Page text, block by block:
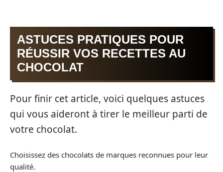
ASTUCES PRATIQUES POUR
RÉUSSIR VOS RECETTES AU
CHOCOLAT
Pour finir cet article, voici quelques astuces
qui vous aideront à tirer le meilleur parti de
votre chocolat.
Choisissez des chocolats de marques reconnues pour leur
qualité.